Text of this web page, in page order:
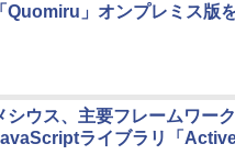
「Quomiru」オンプレミス版
シウス、主要フレームワー
ライブラリ「